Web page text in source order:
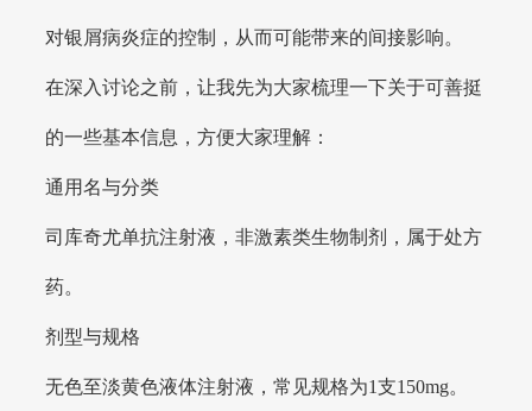
对银屑病炎症的控制，从而可能带来的间接影响。
在深入讨论之前，让我先为大家梳理一下关于可善挺
的一些基本信息，方便大家理解：
通用名与分类
司库奇尤单抗注射液，非激素类生物制剂，属于处方
药。
剂型与规格
无色至淡黄色液体注射液，常见规格为1支150mg。